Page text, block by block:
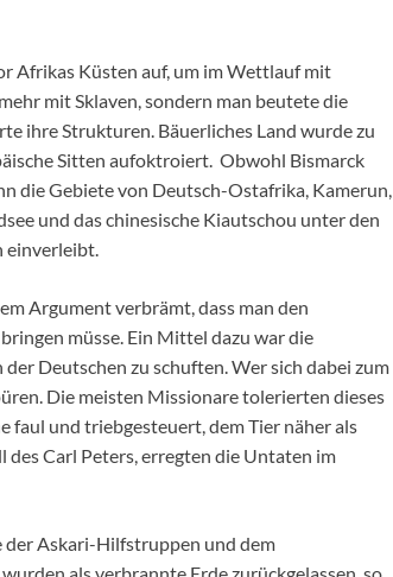
Afrikas Küsten auf, um im Wettlauf mit
mit Sklaven, sondern man beutete die
ihre Strukturen. Bäuerliches Land wurde zu
Sitten aufoktroiert. Obwohl Bismarck
die Gebiete von Deutsch-Ostafrika, Kamerun,
und das chinesische Kiautschou unter den
einverleibt.
Argument verbrämt, dass man den
müsse. Ein Mittel dazu war die
Deutschen zu schuften. Wer sich dabei zum
Die meisten Missionare tolerierten dieses
faul und triebgesteuert, dem Tier näher als
des Carl Peters, erregten die Untaten im
der Askari-Hilfstruppen und dem